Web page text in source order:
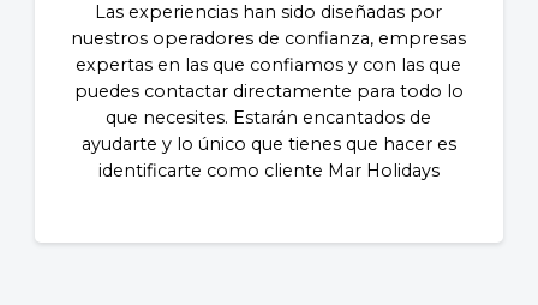
Las experiencias han sido diseñadas por
nuestros operadores de confianza, empresas
expertas en las que confiamos y con las que
puedes contactar directamente para todo lo
que necesites. Estarán encantados de
ayudarte y lo único que tienes que hacer es
identificarte como cliente Mar Holidays